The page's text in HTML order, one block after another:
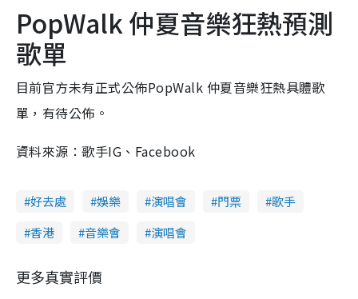
PopWalk 仲夏音樂狂熱預測
歌單
目前官方未有正式公佈PopWalk 仲夏音樂狂熱具體歌
單，有待公佈。
資料來源：歌手IG、Facebook
好去處 娛樂 演唱會 門票
歌手
香港
音樂會 演唱會
更多真實評價